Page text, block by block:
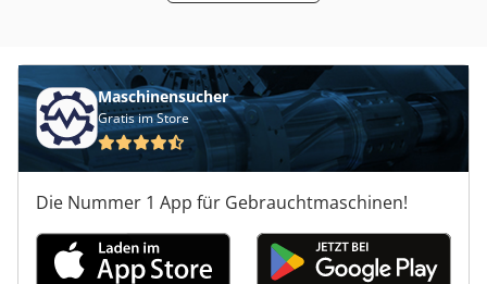
Maschinensucher
Gratis im Store
Die Nummer 1 App für Gebrauchtmaschinen!